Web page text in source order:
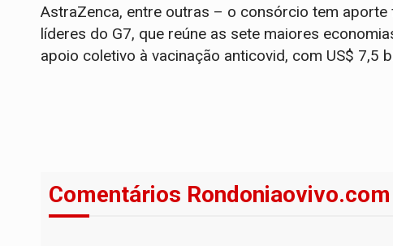
AstraZenca, entre outras – o consórcio tem
líderes do G7, que reúne as sete maiores
apoio coletivo à vacinação anticovid, com US$ 7,5
Comentários